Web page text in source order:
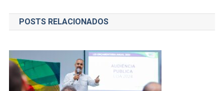
de
Post
POSTS RELACIONADOS